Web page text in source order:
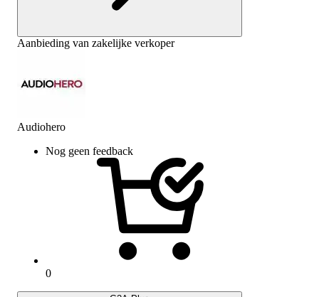
Aanbieding van zakelijke verkoper
Audiohero
Nog geen feedback
0